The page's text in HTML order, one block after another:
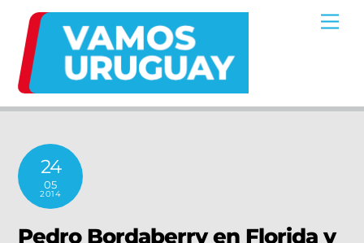
content
24
05
2014
Pedro Bordaberry en Florida y